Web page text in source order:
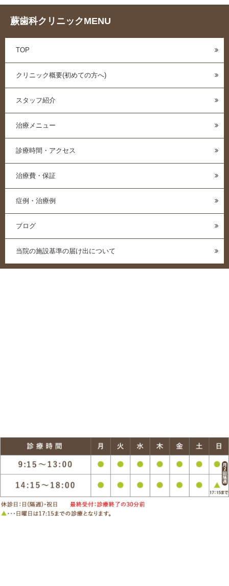
蕨歯科クリニックMENU
TOP
クリニック概要(初めての方へ)
スタッフ紹介
治療メニュー
診療時間・アクセス
治療費・保証
症例・治療例
ブログ
当院の施設基準の届け出について